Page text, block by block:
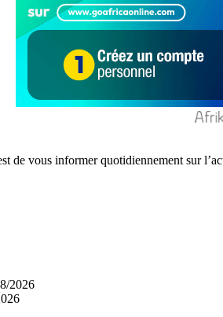
de vous informer quotidiennement sur
2026